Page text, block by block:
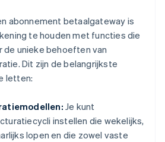
abonnement betaalgateway is
te houden met functies die
unieke behoeften van
Dit zijn de belangrijkste
letten:
Je kunt
instellen die wekelijks,
lopen en die zowel vaste